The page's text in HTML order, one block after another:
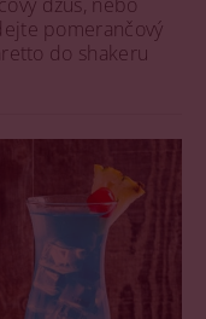
pomerančový
do shakeru